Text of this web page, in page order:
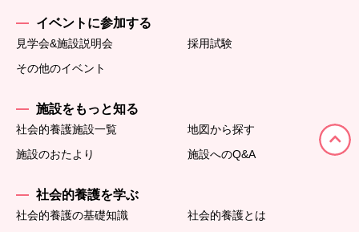
イベントに参加する
見学会&施設説明会
採用試験
その他のイベント
施設をもっと知る
社会的養護施設一覧
地図から探す
施設のおたより
施設へのQ&A
社会的養護を学ぶ
社会的養護の基礎知識
社会的養護とは